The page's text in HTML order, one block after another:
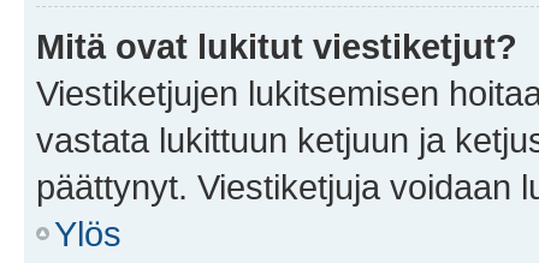
Mitä ovat lukitut viestiketjut?
Viestiketjujen lukitsemisen
vastata lukittuun ketjuun ja
päättynyt. Viestiketjuja voidaan
Ylös